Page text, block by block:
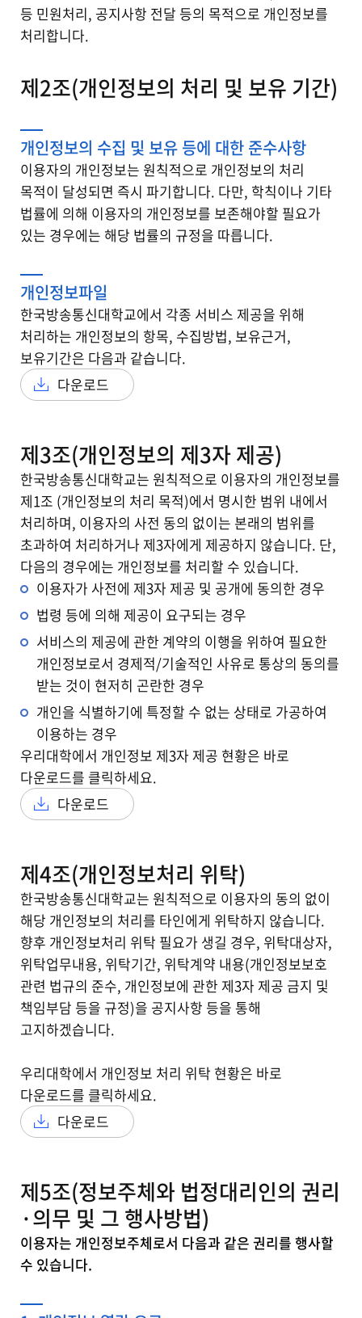
등 민원처리, 공지사항 전달 등의 목적으로 개인정보를
처리합니다.
제2조(개인정보의 처리 및 보유 기간)
개인정보의 수집 및 보유 등에 대한 준수사항
이용자의 개인정보는 원칙적으로 개인정보의 처리
목적이 달성되면 즉시 파기합니다. 다만, 학칙이나 기타
법률에 의해 이용자의 개인정보를 보존해야할 필요가
있는 경우에는 해당 법률의 규정을 따릅니다.
개인정보파일
한국방송통신대학교에서 각종 서비스 제공을 위해
처리하는 개인정보의 항목, 수집방법, 보유근거,
보유기간은 다음과 같습니다.
다운로드
제3조(개인정보의 제3자 제공)
한국방송통신대학교는 원칙적으로 이용자의 개인정보를
제1조 (개인정보의 처리 목적)에서 명시한 범위 내에서
처리하며, 이용자의 사전 동의 없이는 본래의 범위를
초과하여 처리하거나 제3자에게 제공하지 않습니다. 단,
다음의 경우에는 개인정보를 처리할 수 있습니다.
이용자가 사전에 제3자 제공 및 공개에 동의한 경우
법령 등에 의해 제공이 요구되는 경우
서비스의 제공에 관한 계약의 이행을 위하여 필요한
개인정보로서 경제적/기술적인 사유로 통상의 동의를
받는 것이 현저히 곤란한 경우
개인을 식별하기에 특정할 수 없는 상태로 가공하여
이용하는 경우
우리대학에서 개인정보 제3자 제공 현황은 바로
다운로드를 클릭하세요.
다운로드
제4조(개인정보처리 위탁)
한국방송통신대학교는 원칙적으로 이용자의 동의 없이
해당 개인정보의 처리를 타인에게 위탁하지 않습니다.
향후 개인정보처리 위탁 필요가 생길 경우, 위탁대상자,
위탁업무내용, 위탁기간, 위탁계약 내용(개인정보보호
관련 법규의 준수, 개인정보에 관한 제3자 제공 금지 및
책임부담 등을 규정)을 공지사항 등을 통해
고지하겠습니다.
우리대학에서 개인정보 처리 위탁 현황은 바로
다운로드를 클릭하세요.
다운로드
제5조(정보주체와 법정대리인의 권리
·의무 및 그 행사방법)
이용자는 개인정보주체로서 다음과 같은 권리를 행사할
수 있습니다.